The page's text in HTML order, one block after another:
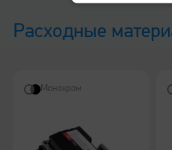
1Gb Ethernet, USB | USB
Расходные
Монохром